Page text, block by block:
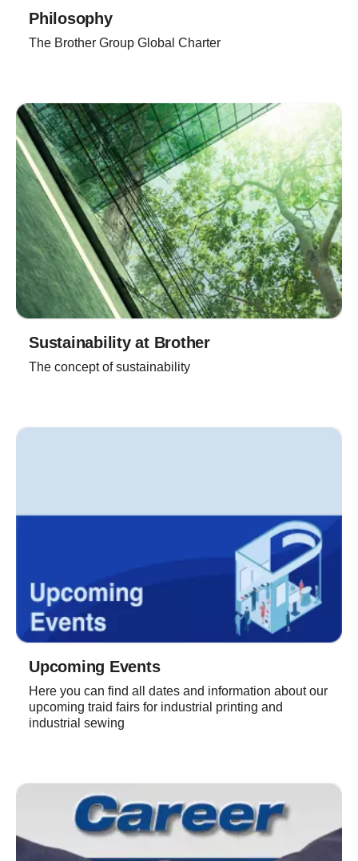
Philosophy
The Brother Group Global Charter
Sustainability at Brother
The concept of sustainability
Upcoming Events
Here you can find all dates and information about our
upcoming traid fairs for industrial printing and
industrial sewing